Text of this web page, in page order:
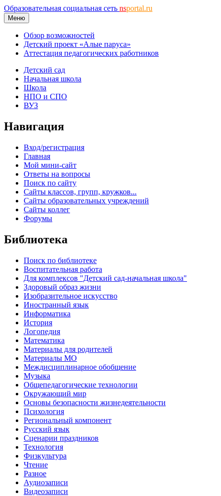
Образовательная социальная сеть nsportal.ru
Меню
Обзор возможностей
Детский проект «Алые паруса»
Аттестация педагогических работников
Детский сад
Начальная школа
Школа
НПО и СПО
ВУЗ
Навигация
Вход/регистрация
Главная
Мой мини-сайт
Ответы на вопросы
Поиск по сайту
Сайты классов, групп, кружков...
Сайты образовательных учреждений
Сайты коллег
Форумы
Библиотека
Поиск по библиотеке
Воспитательная работа
Для комплексов "Детский сад-начальная школа"
Здоровый образ жизни
Изобразительное искусство
Иностранный язык
Информатика
История
Логопедия
Математика
Материалы для родителей
Материалы МО
Междисциплинарное обобщение
Музыка
Общепедагогические технологии
Окружающий мир
Основы безопасности жизнедеятельности
Психология
Региональный компонент
Русский язык
Сценарии праздников
Технология
Физкультура
Чтение
Разное
Аудиозаписи
Видеозаписи